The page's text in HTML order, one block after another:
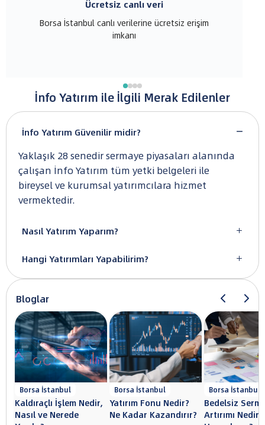
Ücretsiz canlı veri
Borsa İstanbul canlı verilerine ücretsiz erişim
imkanı
İnfo Yatırım ile İlgili Merak Edilenler
İnfo Yatırım Güvenilir midir?
Yaklaşık 28 senedir sermaye piyasaları alanında
çalışan İnfo Yatırım tüm yetki belgeleri ile
bireysel ve kurumsal yatırımcılara hizmet
vermektedir.

Nasıl Yatırım Yaparım?

Hangi Yatırımları Yapabilirim?
Bloglar
Borsa İstanbul
Kaldıraçlı İşlem Nedir,
Nasıl ve Nerede
Borsa İstanbul
Yatırım Fonu Nedir?
Ne Kadar Kazandırır?
Borsa İstanbul
Bedelsiz
Artırımı